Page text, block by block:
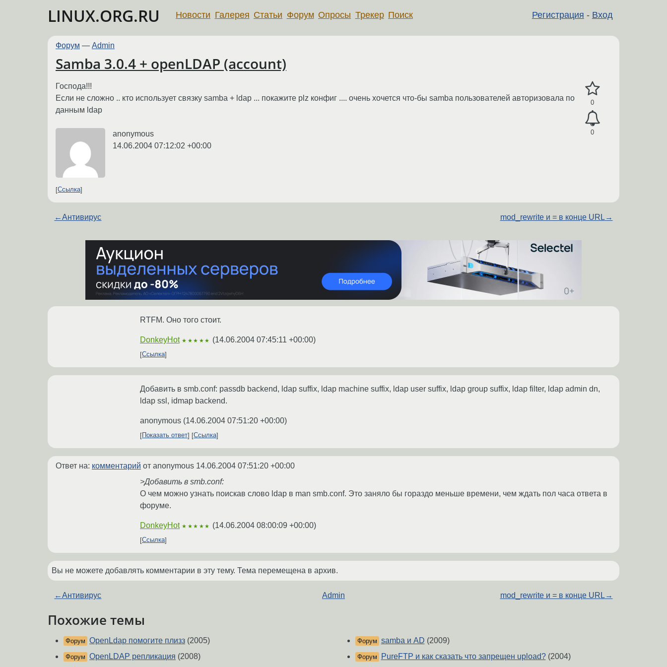
LINUX.ORG.RU Регистрация - Вход
Новости Галерея Статьи Форум Опросы Трекер Поиск
Форум — Admin
Samba 3.0.4 + openLDAP (account)
0
0
Господа!!!
Если не сложно .. кто использует связку samba + ldap ... покажите plz конфиг .... очень хочется что-бы samba пользователей авторизовала по
данным ldap
anonymous
14.06.2004 07:12:02 +00:00
Ссылка
←Антивирус mod_rewrite и = в конце URL →
RTFM. Оно того стоит.
DonkeyHot ★★★★★ (14.06.2004 07:45:11 +00:00)
Ссылка
Добавить в smb.conf: passdb backend, ldap suffix, ldap machine suffix, ldap user suffix, ldap group suffix, ldap filter, ldap admin dn,
ldap ssl, idmap backend.
anonymous (14.06.2004 07:51:20 +00:00)
Показать ответ Ссылка
Ответ на: комментарий от anonymous 14.06.2004 07:51:20 +00:00
>Добавить в smb.conf:
О чем можно узнать поискав слово ldap в man smb.conf. Это заняло бы гораздо меньше времени, чем ждать пол часа ответа в
форуме.
DonkeyHot ★★★★★ (14.06.2004 08:00:09 +00:00)
Ссылка
Вы не можете добавлять комментарии в эту тему. Тема перемещена в архив.
←Антивирус Admin mod_rewrite и = в конце URL →
Похожие темы
Форум OpenLdap помогите плизз (2005)
Форум OpenLDAP репликация (2008)
Форум samba и AD (2009)
Форум PureFTP и как сказать что запрещен upload?(2004)